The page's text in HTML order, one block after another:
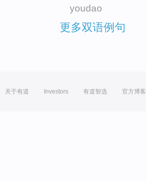
youdao
更多双语例句
关于有道 Investors 有道智选 官方博客